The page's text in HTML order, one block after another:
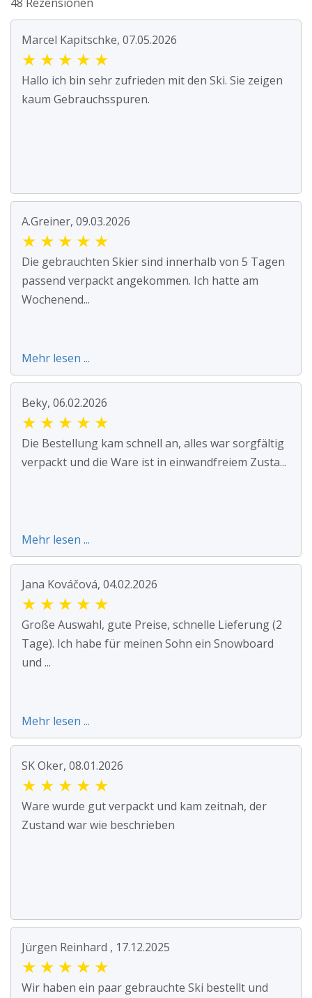
Marcel Kapitschke, 07.05.2026
★ ★ ★ ★ ★
Hallo ich bin sehr zufrieden mit den Ski. Sie zeigen
kaum Gebrauchsspuren.
A.Greiner, 09.03.2026
★ ★ ★ ★ ★
Die gebrauchten Skier sind innerhalb von 5 Tagen
passend verpackt angekommen. Ich hatte am
Wochenend...
Mehr lesen ...
Beky, 06.02.2026
★ ★ ★ ★ ★
Die Bestellung kam schnell an, alles war sorgfältig
verpackt und die Ware ist in einwandfreiem Zusta...
Mehr lesen ...
Jana Kováčová, 04.02.2026
★ ★ ★ ★ ★
Große Auswahl, gute Preise, schnelle Lieferung (2
Tage). Ich habe für meinen Sohn ein Snowboard
und ...
Mehr lesen ...
SK Oker, 08.01.2026
★ ★ ★ ★ ★
Ware wurde gut verpackt und kam zeitnah, der
Zustand war wie beschrieben
Jürgen Reinhard , 17.12.2025
★ ★ ★ ★ ★
Wir haben ein paar gebrauchte Ski bestellt und